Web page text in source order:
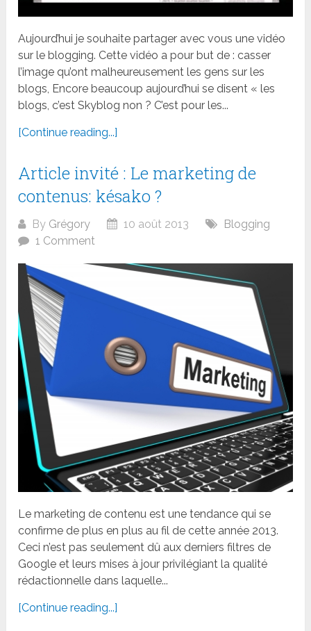
Aujourd’hui je souhaite partager avec vous une vidéo
sur le blogging. Cette vidéo a pour but de : casser
l’image qu’ont malheureusement les gens sur les
blogs, Encore beaucoup aujourd’hui se disent « les
blogs, c’est Skyblog non ? C’est pour les...
[Continue reading...]
Article invité : Le marketing de
contenus: késako ?
By Grégory 10 août 2013
Blogging
1 Comment
Le marketing de contenu est une tendance qui se
confirme de plus en plus au fil de cette année 2013.
Ceci n’est pas seulement dû aux derniers filtres de
Google et leurs mises à jour privilégiant la qualité
rédactionnelle dans laquelle...
[Continue reading...]